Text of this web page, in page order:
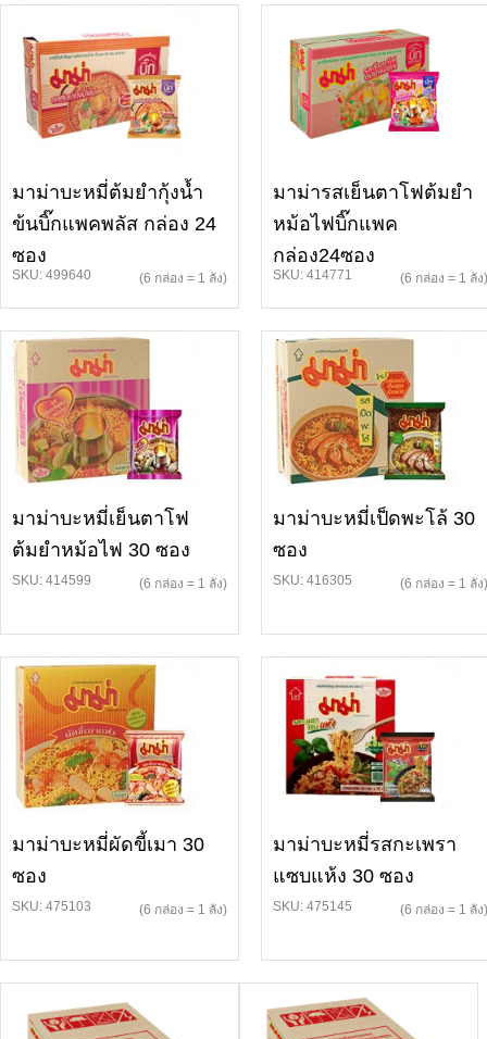
มาม่าบะหมี่ต้มยำกุ้งน้ำ
ข้นบิ๊กแพคพลัส กล่อง 24
ซอง
SKU: 499640 (6 กล่อง = 1 ลัง)
มาม่ารสเย็นตาโฟต้มยำ
หม้อไฟบิ๊กแพค
กล่อง24ซอง
SKU: 414771 (6 กล่อง = 1 ลัง)
มาม่าบะหมี่เย็นตาโฟ
ต้มยำหม้อไฟ 30 ซอง
SKU: 414599 (6 กล่อง = 1 ลัง)
มาม่าบะหมี่เป็ดพะโล้ 30
ซอง
SKU: 416305 (6 กล่อง = 1 ลัง)
มาม่าบะหมี่ผัดขี้เมา 30
ซอง
SKU: 475103 (6 กล่อง = 1 ลัง)
มาม่าบะหมี่รสกะเพรา
แซบแห้ง 30 ซอง
SKU: 475145 (6 กล่อง = 1 ลัง)